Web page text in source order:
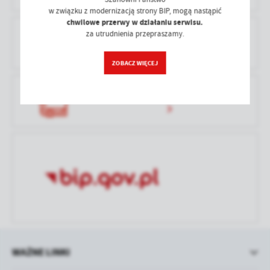
treści w postaci wiadomości, ofert, komunikatów mediów
społecznościowych.
PRAWO LOKALNE
WAŻNE LINKI
w związku z modernizacją strony BIP, mogą nastąpić
chwilowe przerwy w działaniu serwisu.
za utrudnienia przepraszamy.
ZOBACZ WIĘCEJ